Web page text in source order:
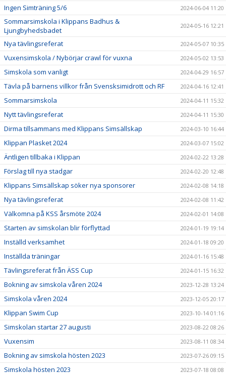
Ingen Simträning 5/6 2024-06-04 11:20
Sommarsimskola i Klippans Badhus &
Ljungbyhedsbadet
2024-05-16 12:21
Nya tävlingsreferat 2024-05-07 10:35
Vuxensimskola / Nybörjar crawl för vuxna 2024-05-02 13:53
Simskola som vanligt 2024-04-29 16:57
Tävla på barnens villkor från Svensksimidrott och RF 2024-04-16 12:41
Sommarsimskola 2024-04-11 15:32
Nytt tävlingsreferat 2024-04-11 15:30
Dirma tillsammans med Klippans Simsällskap 2024-03-10 16:44
Klippan Plasket 2024 2024-03-07 15:02
Äntligen tillbaka i Klippan 2024-02-22 13:28
Förslag till nya stadgar 2024-02-20 12:48
Klippans Simsällskap söker nya sponsorer 2024-02-08 14:18
Nya tävlingsreferat 2024-02-08 11:42
Välkomna på KSS årsmöte 2024 2024-02-01 14:08
Starten av simskolan blir förflyttad 2024-01-19 19:14
Inställd verksamhet 2024-01-18 09:20
Inställda träningar 2024-01-16 15:48
Tävlingsreferat från ÄSS Cup 2024-01-15 16:32
Bokning av simskola våren 2024 2023-12-28 13:24
Simskola våren 2024 2023-12-05 20:17
Klippan Swim Cup 2023-10-14 01:16
Simskolan startar 27 augusti 2023-08-22 08:26
Vuxensim 2023-08-11 08:34
Bokning av simskola hösten 2023 2023-07-26 09:15
Simskola hösten 2023 2023-07-18 08:08